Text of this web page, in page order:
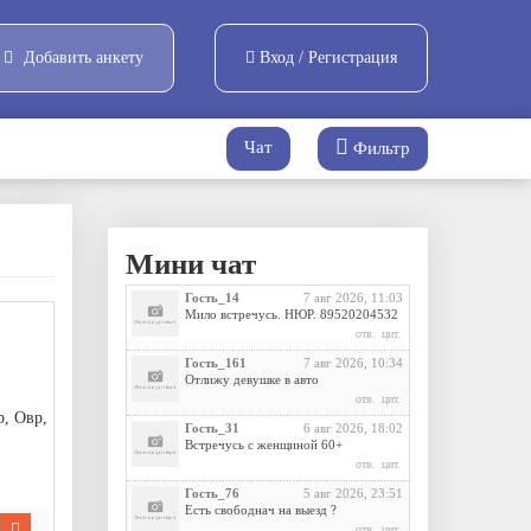
Добавить анкету Вход / Регистрация
Чат Фильтр
Овр,
Мини чат
Гость_14
7 авг 2026, 11:03
Мило встречусь. НЮР. 89520204532
отв. цит.
Гость_161
7 авг 2026, 10:34
Отлижу девушке в авто
отв. цит.
Гость_31
6 авг 2026, 18:02
Встречусь с женщиной 60+
отв. цит.
Гость_76
5 авг 2026, 23:51
Есть свободнач на выезд ?